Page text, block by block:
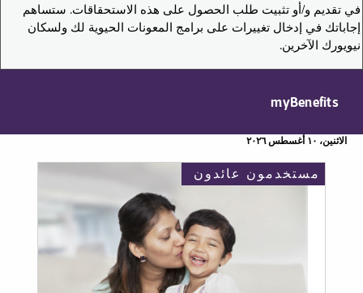
في تقديم و/أو تثبيت طلب الحصول على هذه الاستحقاقات. ستساهم
إجاباتك في إدخال تغييرات على برامج المعونات الحيوية لك ولسكان
نيويورك الآخرين.
myBenefits
الاثنين، ١٠ أغسطس ٢٠٢٦
مستخدمون عائدون